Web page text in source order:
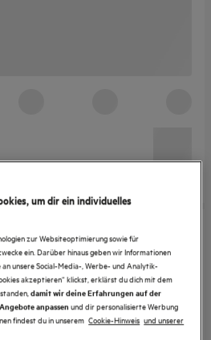
um dir ein individuelles
zur Websiteoptimierung sowie für
ein. Darüber hinaus geben wir Informationen
unsere Social-Media-, Werbe- und Analytik-
akzeptieren“ klickst, erklärst du dich mit dem
damit wir deine Erfahrungen auf der
anpassen und dir personalisierte Werbung
findest du in unserem Cookie-Hinweis und unserer